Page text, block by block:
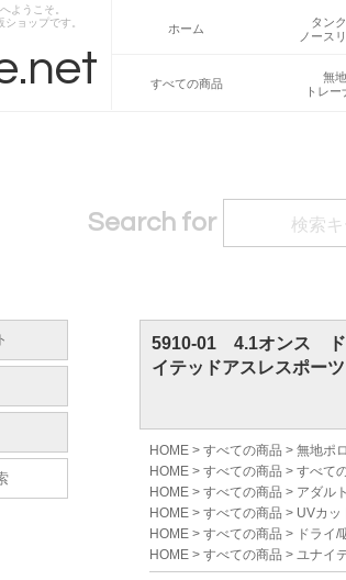
ようこそ。
ョップです。
ホーム
タン
ノース
すべての商品
無地
トレー
Search for
5910-01 4.1オンス ド
イテッドアスレスポーツ
HOME >すべての商品 >無地ポ
HOME >すべての商品 >すべて
HOME >すべての商品 > アダル
HOME >すべての商品 > UVカッ
HOME >すべての商品 > ドライ/
HOME >すべての商品 >ユナイ